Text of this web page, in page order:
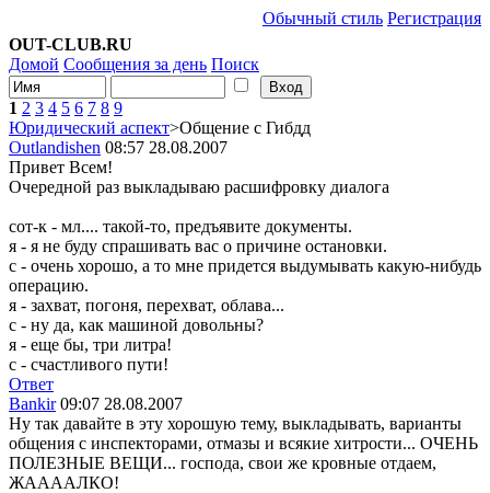
Обычный стиль Регистрация
OUT-CLUB.RU
Домой Сообщения за день Поиск
1 2 3 4 5 6 7 8 9
Юридический аспект>Общение с Гибдд
Outlandishen 08:57 28.08.2007
Привет Всем!
Очередной раз выкладываю расшифровку диалога
сот-к - мл.... такой-то, предъявите документы.
я - я не буду спрашивать вас о причине остановки.
с - очень хорошо, а то мне придется выдумывать какую-нибудь
операцию.
я - захват, погоня, перехват, облава...
с - ну да, как машиной довольны?
я - еще бы, три литра!
с - счастливого пути!
Ответ
Bankir09:07 28.08.2007
Ну так давайте в эту хорошую тему, выкладывать, варианты
общения с инспекторами, отмазы и всякие хитрости... ОЧЕНЬ
ПОЛЕЗНЫЕ ВЕЩИ... господа, свои же кровные отдаем,
ЖААААЛКО!